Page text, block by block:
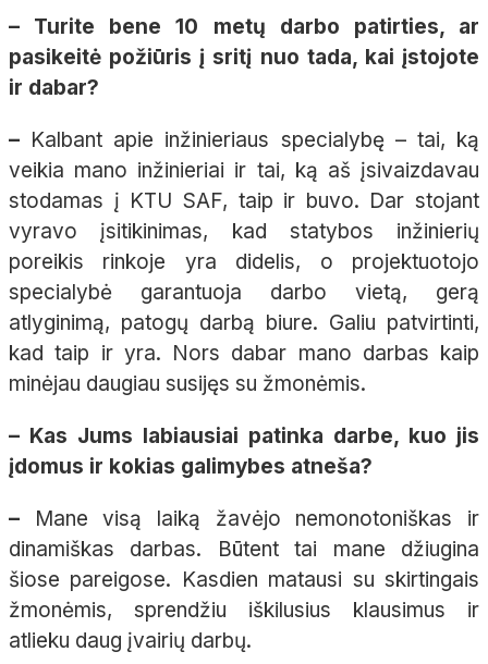
– Turite bene 10 metų darbo patirties, ar
pasikeitė požiūris į sritį nuo tada, kai įstojote
ir dabar?
– Kalbant apie inžinieriaus specialybę – tai, ką
veikia mano inžinieriai ir tai, ką aš įsivaizdavau
stodamas į KTU SAF, taip ir buvo. Dar stojant
vyravo įsitikinimas, kad statybos inžinierių
poreikis rinkoje yra didelis, o projektuotojo
specialybė garantuoja darbo vietą, gerą
atlyginimą, patogų darbą biure. Galiu patvirtinti,
kad taip ir yra. Nors dabar mano darbas kaip
minėjau daugiau susijęs su žmonėmis.
– Kas Jums labiausiai patinka darbe, kuo jis
įdomus ir kokias galimybes atneša?
–
Mane visą laiką žavėjo nemonotoniškas ir
dinamiškas darbas. Būtent tai mane džiugina
šiose pareigose. Kasdien matausi su skirtingais
žmonėmis, sprendžiu iškilusius klausimus ir
atlieku daug įvairių darbų.